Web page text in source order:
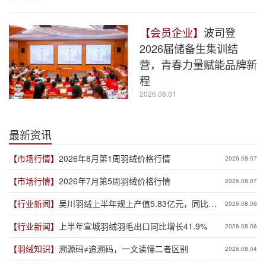
【会员企业】 波司登
2026届储备生集训结
营，青春力量赋能品牌新
程
2026.08.01
最新资讯
【市场行情】 2026年8月第1周羽绒价格行情 2026.08.07
【市场行情】 2026年7月第5周羽绒价格行情 2026.08.07
【行业新闻】 吴川羽绒上半年规上产值5.83亿元，同比增
长19.3%
2026.08.06
【行业新闻】 上半年宣城羽绒羽毛出口同比增长41.9% 2026.08.06
【羽绒知识】 溯源码≠追溯码，一文读懂二者区别 2026.08.04